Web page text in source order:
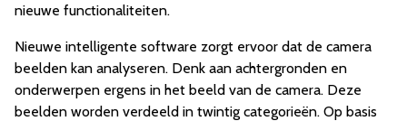
nieuwe functionaliteiten.
Nieuwe intelligente software zorgt ervoor dat de camera
beelden kan analyseren. Denk aan achtergronden en
onderwerpen ergens in het beeld van de camera. Deze
beelden worden verdeeld in twintig categorieën. Op basis